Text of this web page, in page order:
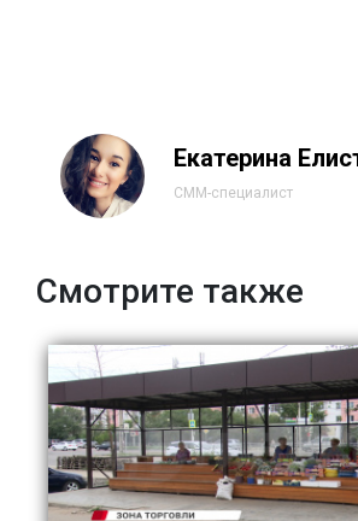
Екатерина
СММ-специалист
Смотрите также